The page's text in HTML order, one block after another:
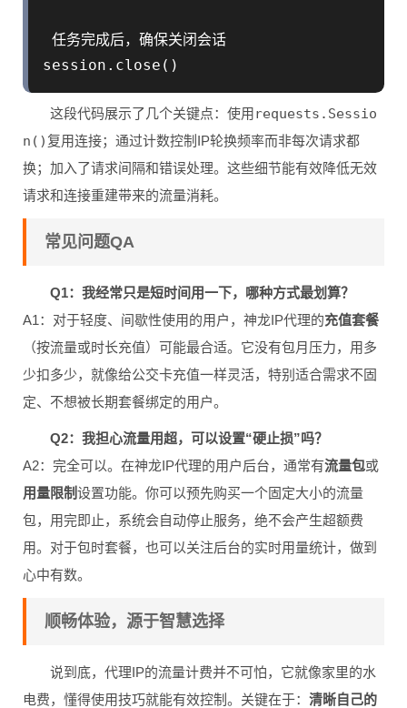
任务完成后，确保关闭会话
这段代码展示了几个关键点：使用 requests.Sessio
n() 复用连接；通过计数控制IP轮换频率而非每次请求都
换；加入了请求间隔和错误处理。这些细节能有效降低无效
请求和连接重建带来的流量消耗。
常见问题QA
Q1：我经常只是短时间用一下，哪种方式最划算？
A1：对于轻度、间歇性使用的用户，神龙IP代理的充值套餐
（按流量或时长充值）可能最合适。它没有包月压力，用多
少扣多少，就像给公交卡充值一样灵活，特别适合需求不固
定、不想被长期套餐绑定的用户。
Q2：我担心流量用超，可以设置“硬止损”吗？
A2：完全可以。在神龙IP代理的用户后台，通常有流量包或
用量限制设置功能。你可以预先购买一个固定大小的流量
包，用完即止，系统会自动停止服务，绝不会产生超额费
用。对于包时套餐，也可以关注后台的实时用量统计，做到
心中有数。
顺畅体验，源于智慧选择
说到底，代理IP的流量计费并不可怕，它就像家里的水
电费，懂得使用技巧就能有效控制。关键在于： 清晰自己的